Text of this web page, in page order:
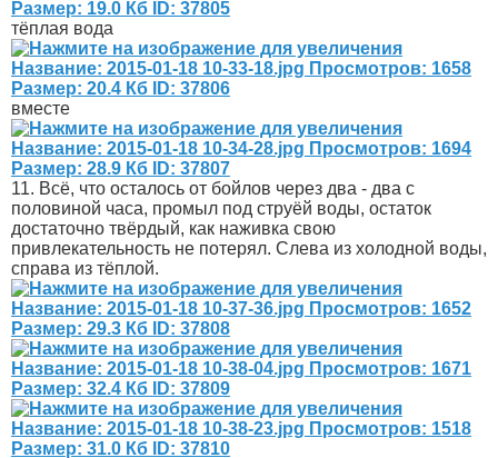
тёплая вода
вместе
11. Всё, что осталось от бойлов через два - два с
половиной часа, промыл под струёй воды, остаток
достаточно твёрдый, как наживка свою
привлекательность не потерял. Слева из холодной воды,
справа из тёплой.